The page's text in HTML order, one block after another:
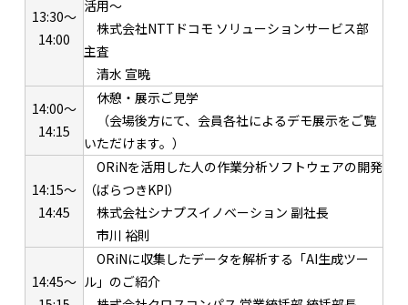
13:30～
14:00
活用～
株式会社NTTドコモ ソリューションサービス部
主査
清水 宣暁
14:00～
14:15
休憩・展示ご見学
（会場後方にて、会員各社によるデモ展示をご覧
いただけます。）
14:15～
14:45
ORiNを活用した人の作業分析ソフトウェアの開発
（ばらつきKPI）
株式会社シナプスイノベーション 副社長
市川 裕則
14:45～
ORiNに収集したデータを解析する「AI生成ツー
ル」のご紹介